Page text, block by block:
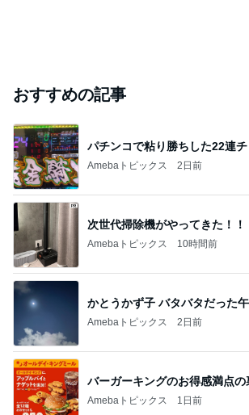
おすすめの記事
パチンコで粘り勝ちした22連
Amebaトピックス 2日前
次世代掃除機がやってきた！！
Amebaトピックス 10時間前
かとうかず子 バタバタだった
Amebaトピックス 2日前
バーガーキングのお得感満点の
Amebaトピックス 1日前